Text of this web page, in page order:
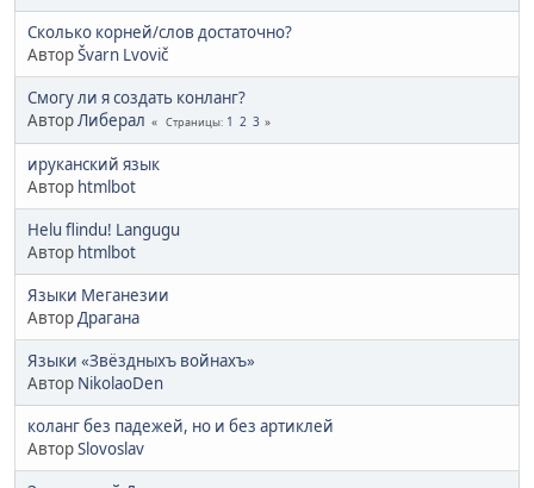
Сколько корней/слов достаточно?
АвторŠvarn Lvovič
Смогу ли я создать конланг?
Автор Либерал Страницы 1 2 3
ируканский язык
Автор htmlbot
Helu flindu! Langugu
Автор htmlbot
Языки Меганезии
Автор Драгана
Языки «Звёздныхъ войнахъ»
Автор NikolaoDen
коланг без падежей, но и без артиклей
АвторSlovoslav